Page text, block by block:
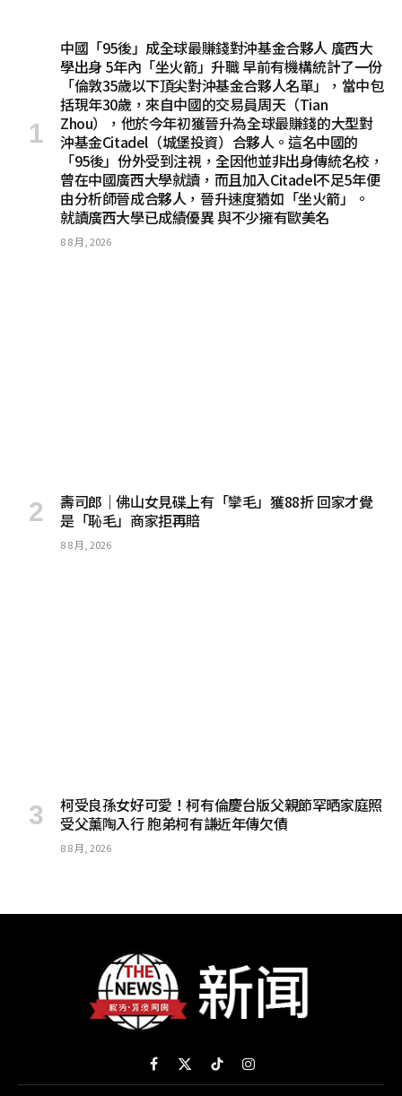
中國「95後」成全球最賺錢對沖基金合夥人 廣西大
學出身 5年內「坐火箭」升職 早前有機構統計了一份
「倫敦35歲以下頂尖對沖基金合夥人名單」，當中包
括現年30歲，來自中國的交易員周天（Tian
Zhou），他於今年初獲晉升為全球最賺錢的大型對
沖基金Citadel（城堡投資）合夥人。這名中國的
「95後」份外受到注視，全因他並非出身傳統名校，
曾在中國廣西大學就讀，而且加入Citadel不足5年便
由分析師晉成合夥人，晉升速度猶如「坐火箭」。
就讀廣西大學已成績優異 與不少擁有歐美名
8 8 月, 2026
壽司郎｜佛山女見碟上有「攣毛」獲88折 回家才覺
是「恥毛」商家拒再賠
8 8 月, 2026
柯受良孫女好可愛！柯有倫慶台版父親節罕晒家庭照
受父薰陶入行 胞弟柯有謙近年傳欠債
8 8 月, 2026
Facebook
X
(Twitter)
TikTokInstagram